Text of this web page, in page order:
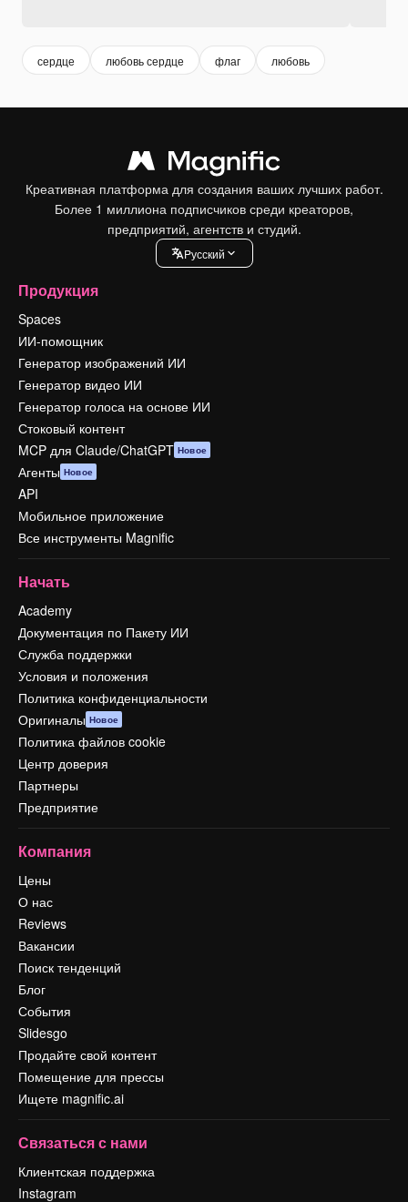
сердце любовь сердце флаг любовь
Креативная платформа для создания ваших лучших работ.
Более 1 миллиона подписчиков среди креаторов,
предприятий, агентств и студий.
Pусский
Продукция
Spaces
ИИ-помощник
Генератор изображений ИИ
Генератор видео ИИ
Генератор голоса на основе ИИ
Стоковый контент
MCP для Claude/ChatGPT Новое
Агенты Новое
API
Мобильное приложение
Все инструменты Magnific
Начать
Academy
Документация по Пакету ИИ
Служба поддержки
Условия и положения
Политика конфиденциальности
Оригиналы Новое
Политика файлов cookie
Центр доверия
Партнеры
Предприятие
Компания
Цены
О нас
Reviews
Вакансии
Поиск тенденций
Блог
События
Slidesgo
Продайте свой контент
Помещение для прессы
Ищете magnific.ai
Связаться с нами
Клиентская поддержка
Instagram